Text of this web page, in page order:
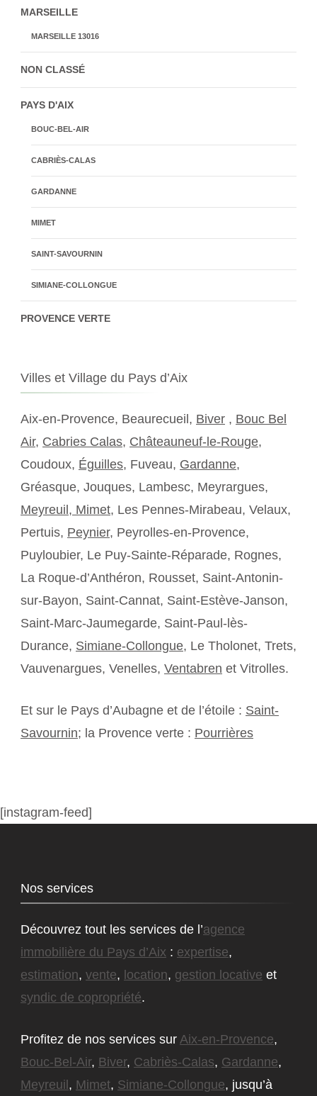
MARSEILLE
MARSEILLE 13016
NON CLASSÉ
PAYS D'AIX
BOUC-BEL-AIR
CABRIÈS-CALAS
GARDANNE
MIMET
SAINT-SAVOURNIN
SIMIANE-COLLONGUE
PROVENCE VERTE
Villes et Village du Pays d’Aix
Aix-en-Provence, Beaurecueil, Biver , Bouc Bel
Air, Cabries Calas, Châteauneuf-le-Rouge,
Coudoux, Éguilles, Fuveau, Gardanne,
Gréasque, Jouques, Lambesc, Meyrargues,
Meyreuil, Mimet, Les Pennes-Mirabeau, Velaux,
Pertuis, Peynier, Peyrolles-en-Provence,
Puyloubier, Le Puy-Sainte-Réparade, Rognes,
La Roque-d’Anthéron, Rousset, Saint-Antonin-
sur-Bayon, Saint-Cannat, Saint-Estève-Janson,
Saint-Marc-Jaumegarde, Saint-Paul-lès-
Durance, Simiane-Collongue, Le Tholonet, Trets,
Vauvenargues, Venelles, Ventabren et Vitrolles.
Et sur le Pays d’Aubagne et de l’étoile : Saint-
Savournin; la Provence verte : Pourrières
[instagram-feed]
Nos services
Découvrez tout les services de l’agence
immobilière du Pays d’Aix : expertise,
estimation, vente, location, gestion locative et
syndic de copropriété.
Profitez de nos services sur Aix-en-Provence,
Bouc-Bel-Air, Biver, Cabriès-Calas, Gardanne,
Meyreuil, Mimet, Simiane-Collongue, jusqu’à